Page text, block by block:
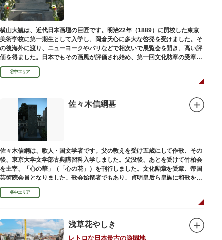
横山大観は、近代日本画壇の巨匠です。明治22年（1889）に開校した東京
美術学校に第一期生として入学し、岡倉天心に多大な啓発を受けました。そ
の後海外に渡り、ニューヨークやパリなどで相次いで展覧会を開き、高い評
価を得ました。日本でもその画風が評価され始め、第一回文化勲章の受章者
となりました。お墓は谷中霊園にあります。
谷中エリア
佐々木信綱墓
佐々木信綱は、歌人・国文学者です。父の教えを受け五歳にして作歌、その
後、東京大学文学部古典講習科入学しました。父没後、あとを受けて竹柏会
を主宰、「心の華」（「心の花」）を刊行しました。文化勲章を受章、帝国
芸術院会員となりました。歌会始撰者でもあり、貞明皇后ら皇族に和歌を指
導しました。そのお墓は谷中霊園にあります。
谷中エリア
浅草花やしき
レトロな日本最古の遊園地